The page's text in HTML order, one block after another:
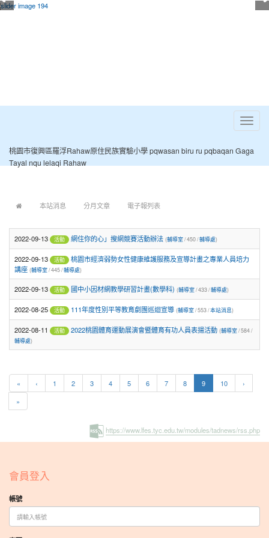
Toggle
桃園市復興區羅浮Rahaw原住民族實驗小學 pqwasan biru ru pqbaqan Gaga
Tayal nqu lelaqi Rahaw
本站消息 分月文章 電子報列表
2022-09-13 活動 網住你的心」搜網競賽活動辦法 (輔導室/ 450 /輔導處)
2022-09-13 活動
桃園市經濟弱勢女性健康維護服務及宣導計畫之專業人員培力
講座 (輔導室/ 445 /輔導處)
2022-09-13 活動 國中小因材網教學研習計畫(數學科) (輔導室/ 433 /輔導處)
2022-08-25 活動 111年度性別平等教育劇團巡迴宣導 (輔導室/ 553 /本站消息)
2022-08-11 活動 2022桃園體育運動展演會暨體育有功人員表揚活動 (輔導室/ 584 /
輔導處)
« ‹ 1 2 3 4 5 6 7 8 9(current)
10
›
»
https://www.lfes.tyc.edu.tw/modules/tadnews/rss.php
會員登入
帳號